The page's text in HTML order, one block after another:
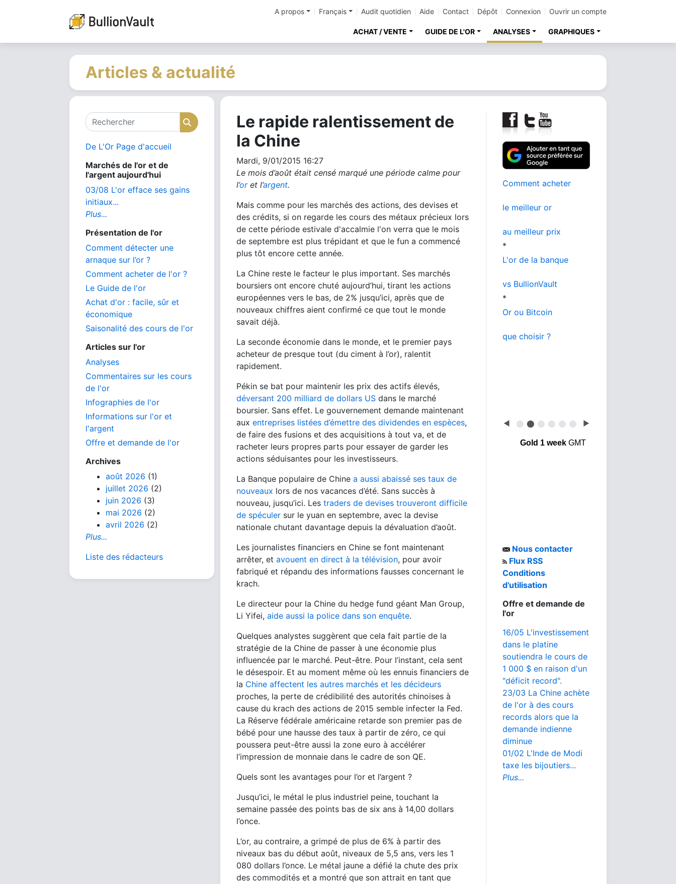
A propos Français Audit quotidien Aide Contact Dépôt Connexion Ouvrir un compte
ACHAT / VENTE GUIDE DE L'OR ANALYSES GRAPHIQUES
Articles & actualité
Rechercher Rechercher
De L'Or Page d'accueil
Marchés de l'or et de
l'argent aujourd'hui
03/08 L'or efface ses gains
initiaux...
Plus...
Présentation de l'or
Comment détecter une
arnaque sur l’or ?
Comment acheter de l'or ?
Le Guide de l'or
Achat d'or : facile, sûr et
économique
Saisonalité des cours de l'or
Articles sur l'or
Analyses
Commentaires sur les cours
de l'or
Infographies de l'or
Informations sur l'or et
l'argent
Offre et demande de l'or
Archives
août 2026 (1)
juillet 2026 (2)
juin 2026 (3)
mai 2026 (2)
avril 2026 (2)
Plus...
Liste des rédacteurs
Le rapide ralentissement de
la Chine
Mardi, 9/01/2015 16:27
Le mois d’août était censé marqué une période calme pour
l’oret l’argent.
Mais comme pour les marchés des actions, des devises et
des crédits, si on regarde les cours des métaux précieux lors
de cette période estivale d'accalmie l'on verra que le mois
de septembre est plus trépidant et que le fun a commencé
plus tôt encore cette année.
La Chine reste le facteur le plus important. Ses marchés
boursiers ont encore chuté aujourd’hui, tirant les actions
européennes vers le bas, de 2% jusqu’ici, après que de
nouveaux chiffres aient confirmé ce que tout le monde
savait déjà.
La seconde économie dans le monde, et le premier pays
acheteur de presque tout (du ciment à l’or), ralentit
rapidement.
Pékin se bat pour maintenir les prix des actifs élevés,
déversant 200 milliard de dollars US dans le marché
boursier. Sans effet. Le gouvernement demande maintenant
aux entreprises listées d’émettre des dividendes en espèces,
de faire des fusions et des acquisitions à tout va, et de
racheter leurs propres parts pour essayer de garder les
actions séduisantes pour les investisseurs.
La Banque populaire de Chine a aussi abaissé ses taux de
nouveaux lors de nos vacances d’été. Sans succès à
nouveau, jusqu’ici. Les traders de devises trouveront difficile
de spéculer sur le yuan en septembre, avec la devise
nationale chutant davantage depuis la dévaluation d’août.
Les journalistes financiers en Chine se font maintenant
arrêter, et avouent en direct à la télévision, pour avoir
fabriqué et répandu des informations fausses concernant le
krach.
Le directeur pour la Chine du hedge fund géant Man Group,
Li Yifei, aide aussi la police dans son enquête.
Quelques analystes suggèrent que cela fait partie de la
stratégie de la Chine de passer à une économie plus
influencée par le marché. Peut-être. Pour l’instant, cela sent
le désespoir. Et au moment même où les ennuis financiers de
la Chine affectent les autres marchés et les décideurs
proches, la perte de crédibilité des autorités chinoises à
cause du krach des actions de 2015 semble infecter la Fed.
La Réserve fédérale américaine retarde son premier pas de
bébé pour une hausse des taux à partir de zéro, ce qui
poussera peut-être aussi la zone euro à accélérer
l’impression de monnaie dans le cadre de son QE.
Quels sont les avantages pour l’or et l’argent ?
Jusqu’ici, le métal le plus industriel peine, touchant la
semaine passée des points bas de six ans à 14,00 dollars
l’once.
L’or, au contraire, a grimpé de plus de 6% à partir des
niveaux bas du début août, niveaux de 5,5 ans, vers les 1
080 dollars l’once. Le métal jaune a défié la chute des prix
des commodités et a montré que son attrait en tant que
Comment acheter
le meilleur or
au meilleur prix
*
L'or de la banque
vs BullionVault
*
Or ou Bitcoin
que choisir ?
◀ ⬤ ⬤ ⬤ ⬤ ⬤ ⬤ ▶
Gold 1 weekGMT
Nous contacter
Flux RSS
Conditions
d'utilisation
Offre et demande de
l'or
16/05 L'investissement
dans le platine
soutiendra le cours de
1 000 $ en raison d'un
"déficit record".
23/03 La Chine achète
de l'or à des cours
records alors que la
demande indienne
diminue
01/02 L'Inde de Modi
taxe les bijoutiers...
Plus...